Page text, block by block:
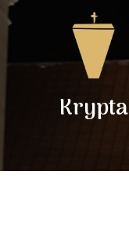
Krypta